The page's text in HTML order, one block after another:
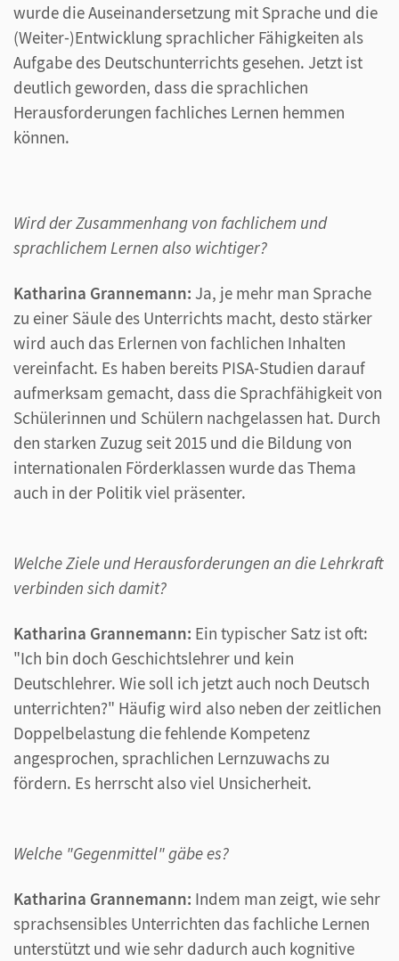
wurde die Auseinandersetzung mit Sprache und die
(Weiter-)Entwicklung sprachlicher Fähigkeiten als
Aufgabe des Deutschunterrichts gesehen. Jetzt ist
deutlich geworden, dass die sprachlichen
Herausforderungen fachliches Lernen hemmen
können.
Wird der Zusammenhang von fachlichem und
sprachlichem Lernen also wichtiger?
Katharina Grannemann: Ja, je mehr man Sprache
zu einer Säule des Unterrichts macht, desto stärker
wird auch das Erlernen von fachlichen Inhalten
vereinfacht. Es haben bereits PISA-Studien darauf
aufmerksam gemacht, dass die Sprachfähigkeit von
Schülerinnen und Schülern nachgelassen hat. Durch
den starken Zuzug seit 2015 und die Bildung von
internationalen Förderklassen wurde das Thema
auch in der Politik viel präsenter.
Welche Ziele und Herausforderungen an die Lehrkraft
verbinden sich damit?
Katharina Grannemann: Ein typischer Satz ist oft:
"Ich bin doch Geschichtslehrer und kein
Deutschlehrer. Wie soll ich jetzt auch noch Deutsch
unterrichten?" Häufig wird also neben der zeitlichen
Doppelbelastung die fehlende Kompetenz
angesprochen, sprachlichen Lernzuwachs zu
fördern. Es herrscht also viel Unsicherheit.
Welche "Gegenmittel" gäbe es?
Katharina Grannemann: Indem man zeigt, wie sehr
sprachsensibles Unterrichten das fachliche Lernen
unterstützt und wie sehr dadurch auch kognitive